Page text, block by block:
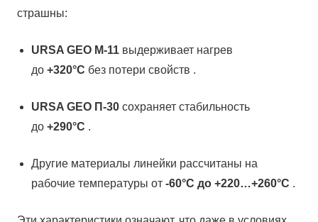
страшны:
URSA GEO М-11 выдерживает нагрев
до +320°С без потери свойств .
URSA GEO П-30 сохраняет стабильность
до +290°С .
Другие материалы линейки рассчитаны на
рабочие температуры от -60°С до +220…+260°С .